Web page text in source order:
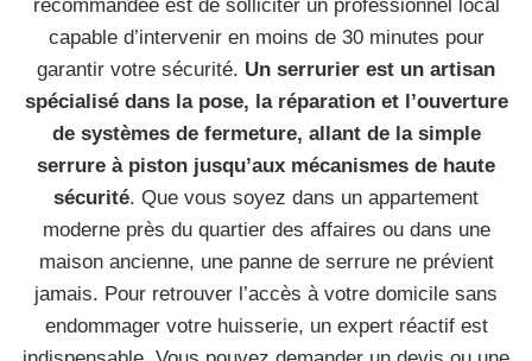
recommandée est de solliciter un professionnel local
capable d’intervenir en moins de 30 minutes pour
garantir votre sécurité. Un serrurier est un artisan
spécialisé dans la pose, la réparation et l’ouverture
de systèmes de fermeture, allant de la simple
serrure à piston jusqu’aux mécanismes de haute
sécurité. Que vous soyez dans un appartement
moderne près du quartier des affaires ou dans une
maison ancienne, une panne de serrure ne prévient
jamais. Pour retrouver l’accès à votre domicile sans
endommager votre huisserie, un expert réactif est